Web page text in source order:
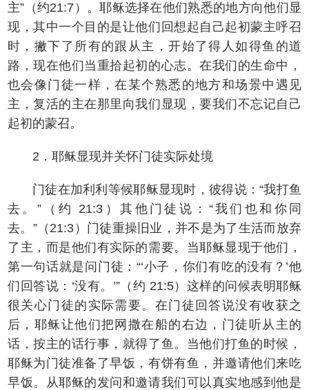
主”（约21:7）。耶稣选择在他们熟悉的地方向他们显
现，其中一个目的是让他们回想起自己起初蒙主呼召
时，撇下了所有的跟从主，开始了得人如得鱼的道
路，现在他们当重拾起初的心志。在我们的生命中，
也会像门徒一样，在某个熟悉的地方和场景中遇见
主，复活的主在那里向我们显现，要我们不忘记自己
起初的蒙召。
2．耶稣显现并关怀门徒实际处境
门徒在加利利等候耶稣显现时，彼得说：“我打鱼
去。”（约 21:3）其他门徒说：“我们也和你同
去。”（21:3）门徒重操旧业，并不是为了生活而放弃
了主，而是他们有实际的需要。当耶稣显现于他们，
第一句话就是问门徒：“‘小子，你们有吃的没有？’他
们回答说：‘没有。’”（约 21:5）这样的问候表明耶稣
很关心门徒的实际需要。在门徒回答说没有收获之
后，耶稣让他们把网撒在船的右边，门徒听从主的
话，按主的话行事，就得了鱼。当他们打鱼的时候，
耶稣为门徒准备了早饭，有饼有鱼，并邀请他们来吃
早饭。从耶稣的发问和邀请我们可以真实地感到他是